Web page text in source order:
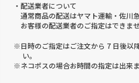
・配送業者について
通常商品の配送はヤマト運輸・佐川
お客様の配送業者のご指定はできま
※日時のご指定はご注文から 7 日後以
い。
※ネコポスの場合お時間の指定は出来